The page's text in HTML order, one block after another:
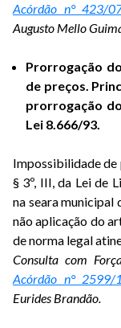
Acórdão n° 423/
Augusto Mello
Prorrogação
de preços.
prorrogação
Lei 8.666/93.
Impossibilidade
§ 3º, III, da Lei de
na seara municipal
não aplicação do
de norma legal
Consulta com
Acórdão n° 2599/
Eurides Brandão.